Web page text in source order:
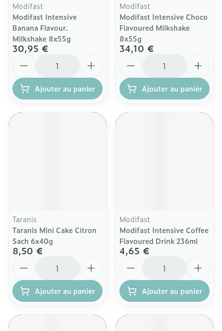
Modifast
Modifast Intensive
Banana Flavour.
Milkshake 8x55g
30,95 €
Ajouter au panier
Modifast
Modifast Intensive Choco
Flavoured Milkshake
8x55g
34,10 €
Ajouter au panier
Taranis
Taranis Mini Cake Citron
Sach 6x40g
8,50 €
Ajouter au panier
Modifast
Modifast Intensive Coffee
Flavoured Drink 236ml
4,65 €
Ajouter au panier